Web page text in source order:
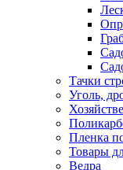
Тачки
Уголь,
Пленка
Товары
Ведра